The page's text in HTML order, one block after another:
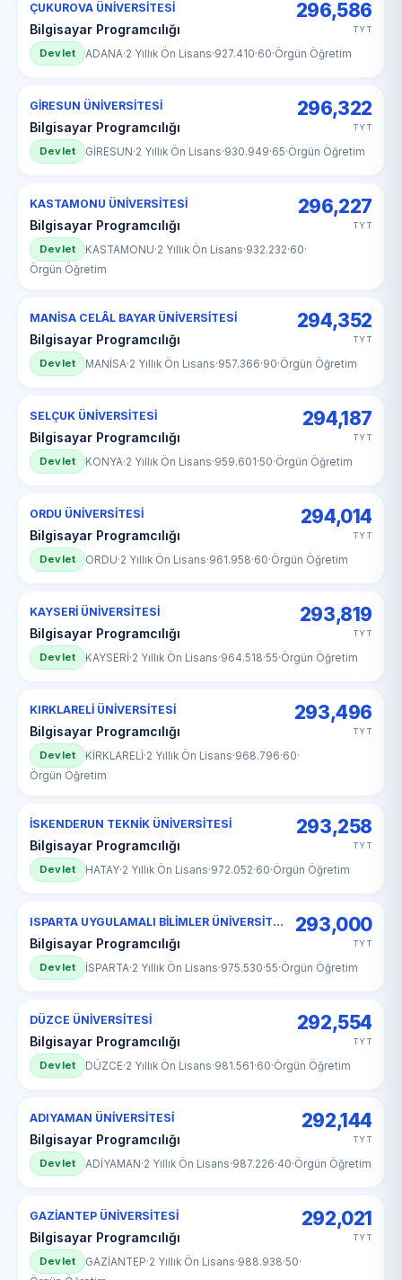
ÇUKUROVA ÜNİVERSİTESİ
Bilgisayar Programcılığı
296,586
TYT
Devlet ADANA·2 Yıllık Ön Lisans·927.410·60·Örgün Öğretim
GİRESUN ÜNİVERSİTESİ
Bilgisayar Programcılığı
296,322
TYT
Devlet GİRESUN·2 Yıllık Ön Lisans·930.949·65·Örgün Öğretim
KASTAMONU ÜNİVERSİTESİ
Bilgisayar Programcılığı
296,227
TYT
Devlet KASTAMONU·2 Yıllık Ön Lisans·932.232·60·
Örgün Öğretim
MANİSA CELÂL BAYAR ÜNİVERSİTESİ
Bilgisayar Programcılığı
294,352
TYT
Devlet MANİSA·2 Yıllık Ön Lisans·957.366·90·Örgün Öğretim
SELÇUK ÜNİVERSİTESİ
Bilgisayar Programcılığı
294,187
TYT
Devlet KONYA·2 Yıllık Ön Lisans·959.601·50·Örgün Öğretim
ORDU ÜNİVERSİTESİ
Bilgisayar Programcılığı
294,014
TYT
Devlet ORDU·2 Yıllık Ön Lisans·961.958·60·Örgün Öğretim
KAYSERİ ÜNİVERSİTESİ
Bilgisayar Programcılığı
293,819
TYT
Devlet KAYSERİ·2 Yıllık Ön Lisans·964.518·55·Örgün Öğretim
KIRKLARELİ ÜNİVERSİTESİ
Bilgisayar Programcılığı
293,496
TYT
Devlet KİRKLARELİ·2 Yıllık Ön Lisans·968.796·60·
Örgün Öğretim
İSKENDERUN TEKNİK ÜNİVERSİTESİ
Bilgisayar Programcılığı
293,258
TYT
Devlet HATAY·2 Yıllık Ön Lisans·972.052·60·Örgün Öğretim
ISPARTA UYGULAMALI BİLİMLER ÜNİVERSİTESİ
Bilgisayar Programcılığı
293,000
TYT
Devlet İSPARTA·2 Yıllık Ön Lisans·975.530·55·Örgün Öğretim
DÜZCE ÜNİVERSİTESİ
Bilgisayar Programcılığı
292,554
TYT
Devlet DÜZCE·2 Yıllık Ön Lisans·981.561·60·Örgün Öğretim
ADIYAMAN ÜNİVERSİTESİ
Bilgisayar Programcılığı
292,144
TYT
Devlet ADİYAMAN·2 Yıllık Ön Lisans·987.226·40·Örgün Öğretim
GAZİANTEP ÜNİVERSİTESİ
Bilgisayar Programcılığı
292,021
TYT
Devlet GAZİANTEP·2 Yıllık Ön Lisans·988.938·50·